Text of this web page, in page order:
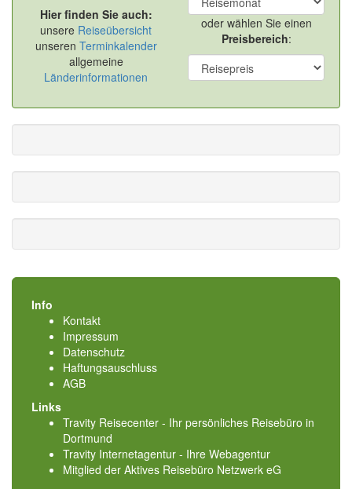
Hier finden Sie auch:
unsere Reiseübersicht
unseren Terminkalender
allgemeine
Länderinformationen
oder wählen Sie einen
Preisbereich:
Info
Kontakt
Impressum
Datenschutz
Haftungsauschluss
AGB
Links
Travity Reisecenter - Ihr persönliches Reisebüro in
Dortmund
Travity Internetagentur - Ihre Webagentur
Mitglied der Aktives Reisebüro Netzwerk eG